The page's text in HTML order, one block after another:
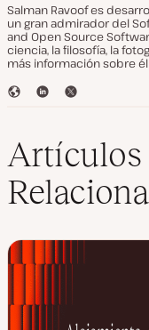
Salman Ravoof es
un gran admirador del
and Open Source
ciencia, la filosofía, la
más información sobre
S
o
w
e
b
L
e
I
n
T
t
r
Artículos